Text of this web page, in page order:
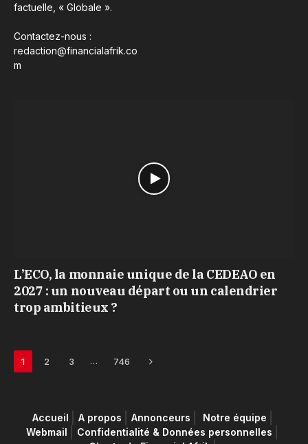
factuelle, « Globale ».
Contactez-nous :
redaction@financialafrik.co
m
L’ECO, la monnaie unique de la CEDEAO en
2027 : un nouveau départ ou un calendrier
trop ambitieux ?
1 2 3 … 746 Next
Accueil A propos Annonceurs
Notre équipe
Webmail
Confidentialité & Données personnelles